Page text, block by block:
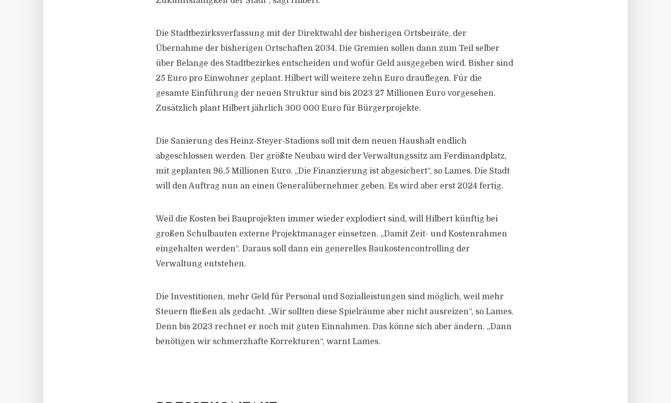
Die Stadtbezirksverfassung mit der Direktwahl der bisherigen Ortsbeiräte, der
Übernahme der bisherigen Ortschaften 2034. Die Gremien sollen dann zum Teil selber
über Belange des Stadtbezirkes entscheiden und wofür Geld ausgegeben wird. Bisher sind
25 Euro pro Einwohner geplant. Hilbert will weitere zehn Euro drauflegen. Für die
gesamte Einführung der neuen Struktur sind bis 2023 27 Millionen Euro vorgesehen.
Zusätzlich plant Hilbert jährlich 300 000 Euro für Bürgerprojekte.
Die Sanierung des Heinz-Steyer-Stadions soll mit dem neuen Haushalt endlich
abgeschlossen werden. Der größte Neubau wird der Verwaltungssitz am Ferdinandplatz,
mit geplanten 96,5 Millionen Euro. „Die Finanzierung ist abgesichert“, so Lames. Die Stadt
will den Auftrag nun an einen Generalübernehmer geben. Es wird aber erst 2024 fertig.
Weil die Kosten bei Bauprojekten immer wieder explodiert sind, will Hilbert künftig bei
großen Schulbauten externe Projektmanager einsetzen. „Damit Zeit- und Kostenrahmen
eingehalten werden“. Daraus soll dann ein generelles Baukostencontrolling der
Verwaltung entstehen.
Die Investitionen, mehr Geld für Personal und Sozialleistungen sind möglich, weil mehr
Steuern fließen als gedacht. „Wir sollten diese Spielräume aber nicht ausreizen“, so Lames.
Denn bis 2023 rechnet er noch mit guten Einnahmen. Das könne sich aber ändern. „Dann
benötigen wir schmerzhafte Korrekturen“, warnt Lames.